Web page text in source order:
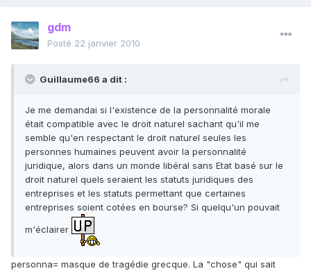
gdm
Posté 22 janvier 2010
Guillaume66 a dit :
Je me demandai si l'existence de la personnalité morale
était compatible avec le droit naturel sachant qu'il me
semble qu'en respectant le droit naturel seules les
personnes humaines peuvent avoir la personnalité
juridique, alors dans un monde libéral sans Etat basé sur le
droit naturel quels seraient les statuts juridiques des
entreprises et les statuts permettant que certaines
entreprises soient cotées en bourse? Si quelqu'un pouvait
m'éclairer
personna= masque de tragédie grecque. La "chose" qui sait